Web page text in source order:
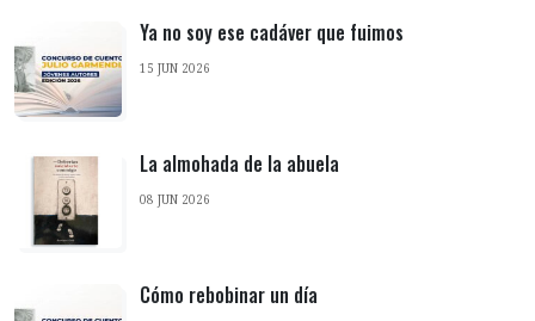
Ya no soy ese cadáver que fuimos
15 JUN 2026
La almohada de la abuela
08 JUN 2026
Cómo rebobinar un día